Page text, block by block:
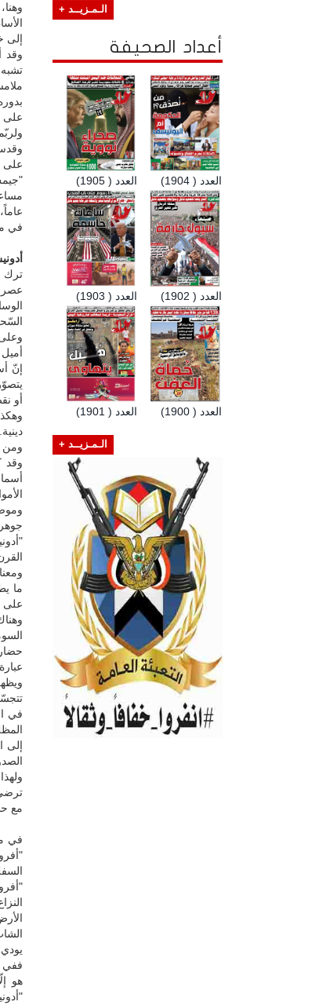
إلى
وقد
على
على
في
ترك
إنّ
أو
دينية.
ومن
وقد
ما
على
في
إلى
مع
في
ففي
هو
الـمـزيــد +
أعداد الصحيفة
العدد ( 1905) العدد ( 1904)
العدد ( 1903) العدد ( 1902)
العدد ( 1901) العدد ( 1900)
الـمـزيــد +